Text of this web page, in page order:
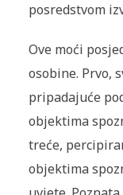
posredstvom
Ove moći
osobine. Prvo,
pripadajuće
objektima
treće,
objektima